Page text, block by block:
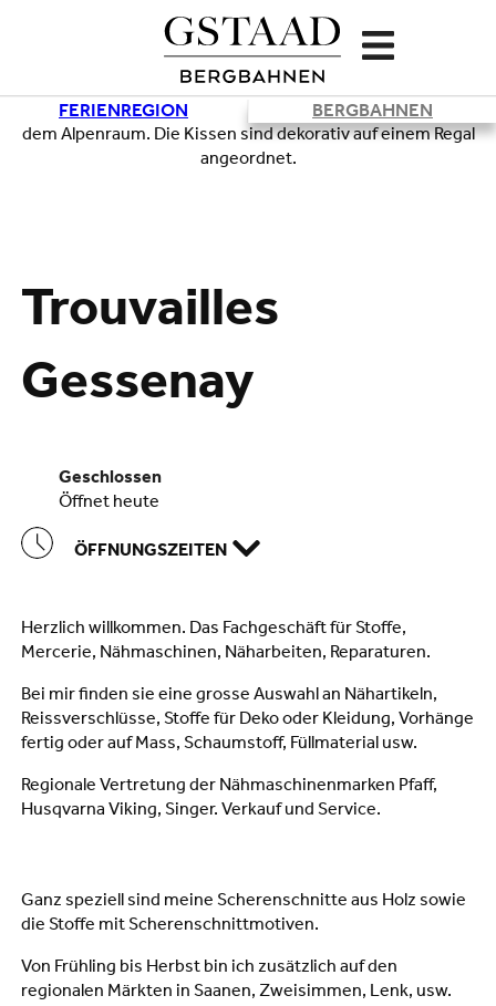
FERIENREGION BERGBAHNEN
Trouvailles
Gessenay
geschlossen
öffnet heute
ÖFFNUNGSZEITEN
Herzlich willkommen. Das Fachgeschäft für Stoffe,
Mercerie, Nähmaschinen, Näharbeiten, Reparaturen.
Bei mir finden sie eine grosse Auswahl an Nähartikeln,
Reissverschlüsse, Stoffe für Deko oder Kleidung, Vorhänge
fertig oder auf Mass, Schaumstoff, Füllmaterial usw.
Regionale Vertretung der Nähmaschinenmarken Pfaff,
Husqvarna Viking, Singer. Verkauf und Service.
Ganz speziell sind meine Scherenschnitte aus Holz sowie
die Stoffe mit Scherenschnittmotiven.
Von Frühling bis Herbst bin ich zusätzlich auf den
regionalen Märkten in Saanen, Zweisimmen, Lenk, usw.